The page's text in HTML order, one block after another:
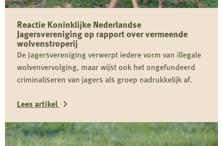
Reactie Koninklijke Nederlandse
Jagersvereniging op rapport over vermeende
wolvenstroperij
De Jagersvereniging verwerpt iedere vorm van illegale
wolvenvervolging, maar wijst ook het ongefundeerd
criminaliseren van jagers als groep nadrukkelijk af.
Lees artikel
Lees
meer